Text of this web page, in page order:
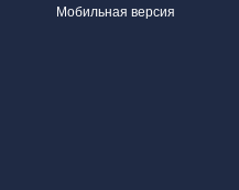
Мобильная версия